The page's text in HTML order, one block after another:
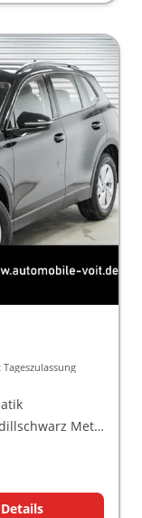
Grenadillschwarz Metallic (0E)
Details